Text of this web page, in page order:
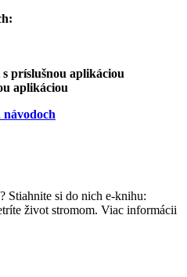
príslušnou aplikáciou
aplikáciou
návodoch
Stiahnite si do nich e-knihu:
život stromom. Viac informácii